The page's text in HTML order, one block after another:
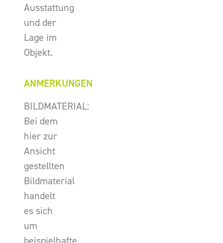
Ausstattung
und der
Lage im
Objekt.
ANMERKUNGEN
BILDMATERIAL:
Bei dem
hier zur
Ansicht
gestellten
Bildmaterial
handelt
es sich
um